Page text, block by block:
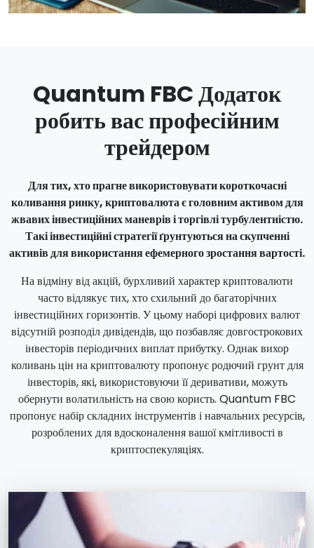
Quantum FBC Додаток
робить вас професійним
трейдером
Для тих, хто прагне використовувати короткочасні
коливання ринку, криптовалюта є головним активом для
жвавих інвестиційних маневрів і торгівлі турбулентністю.
Такі інвестиційні стратегії ґрунтуються на скупченні
активів для використання ефемерного зростання вартості.
На відміну від акцій, бурхливий характер криптовалюти
часто відлякує тих, хто схильний до багаторічних
інвестиційних горизонтів. У цьому наборі цифрових валют
відсутній розподіл дивідендів, що позбавляє довгострокових
інвесторів періодичних виплат прибутку. Однак вихор
коливань цін на криптовалюту пропонує родючий грунт для
інвесторів, які, використовуючи її деривативи, можуть
обернути волатильність на свою користь. Quantum FBC
пропонує набір складних інструментів і навчальних ресурсів,
розроблених для вдосконалення вашої кмітливості в
криптоспекуляціях.